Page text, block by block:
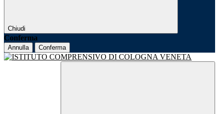
Chiudi
Conferma
Annulla Conferma